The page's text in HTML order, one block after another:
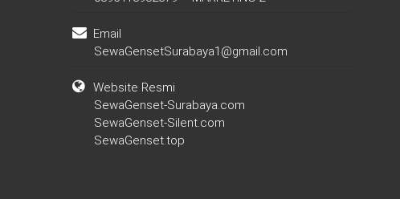
Email
SewaGensetSurabaya1@gmail.com
Website Resmi
SewaGenset-Surabaya.com
SewaGenset-Silent.com
SewaGenset.top